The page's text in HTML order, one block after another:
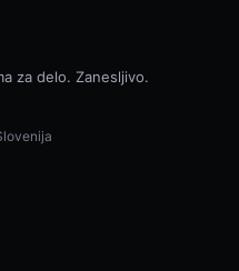
za delo. Zanesljivo.